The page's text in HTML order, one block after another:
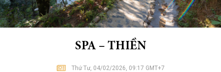
SPA – THIỀN
Thứ Tư, 04/02/2026, 09:17 GMT+7